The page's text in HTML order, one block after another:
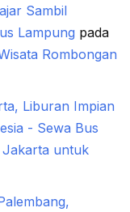
Sambil
Lampung pada
Rombongan
Liburan Impian
- Sewa Bus
Jakarta untuk